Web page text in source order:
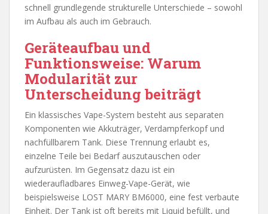
schnell grundlegende strukturelle Unterschiede – sowohl
im Aufbau als auch im Gebrauch.
Geräteaufbau und
Funktionsweise: Warum
Modularität zur
Unterscheidung beiträgt
Ein klassisches Vape-System besteht aus separaten
Komponenten wie Akkuträger, Verdampferkopf und
nachfüllbarem Tank. Diese Trennung erlaubt es,
einzelne Teile bei Bedarf auszutauschen oder
aufzurüsten. Im Gegensatz dazu ist ein
wiederaufladbares Einweg-Vape-Gerät, wie
beispielsweise LOST MARY BM6000, eine fest verbaute
Einheit. Der Tank ist oft bereits mit Liquid befüllt, und